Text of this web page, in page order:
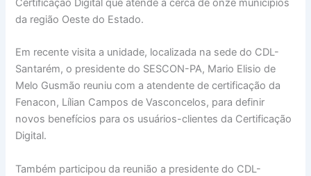
Certificação Digital que atende a cerca de onze municípios
da região Oeste do Estado.
Em recente visita a unidade, localizada na sede do CDL-
Santarém, o presidente do SESCON-PA, Mario Elisio de
Melo Gusmão reuniu com a atendente de certificação da
Fenacon, Lílian Campos de Vasconcelos, para definir
novos benefícios para os usuários-clientes da Certificação
Digital.
Também participou da reunião a presidente do CDL-